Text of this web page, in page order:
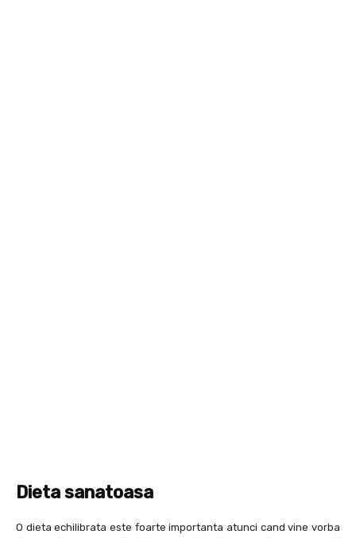
Dieta sanatoasa
O dieta echilibrata este foarte importanta atunci cand vine vorba